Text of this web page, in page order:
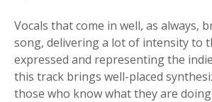
Vocals that come in well, as always,
song, delivering a lot of intensity to
expressed and representing the
this track brings well-placed
those who know what they are doing